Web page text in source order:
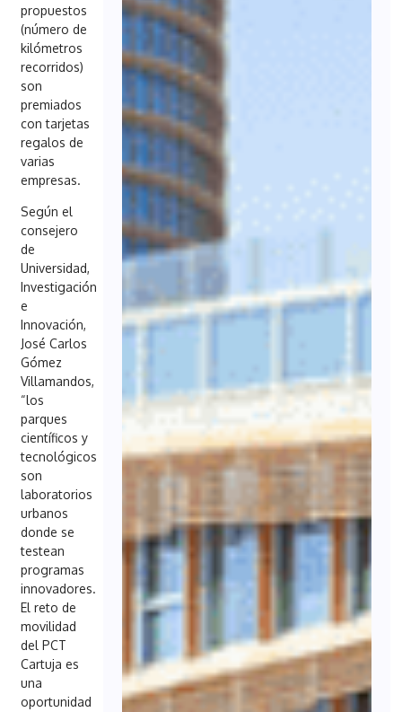
propuestos
(número de
kilómetros
recorridos)
son
premiados
con tarjetas
regalos de
varias
empresas.
Según el
consejero
de
Universidad,
Investigación
e
Innovación,
José Carlos
Gómez
Villamandos,
“los
parques
científicos y
tecnológicos
son
laboratorios
urbanos
donde se
testean
programas
innovadores.
El reto de
movilidad
del PCT
Cartuja es
una
oportunidad